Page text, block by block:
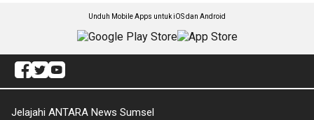
Unduh Mobile Apps untuk iOS dan Android
Jelajahi ANTARA News Sumsel